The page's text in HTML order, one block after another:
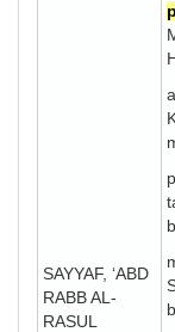
SAYYAF, ‘ABD
RABB AL-
RASUL